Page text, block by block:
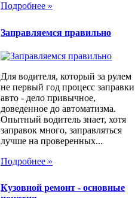
Подробнее »
Заправляемся правильно
Для водителя, который за рулем
не первый год процесс заправки
авто - дело привычное,
доведенное до автоматизма.
Опытный водитель знает, хотя
заправок много, заправляться
лучше на проверенных...
Подробнее »
Кузовной ремонт - основные